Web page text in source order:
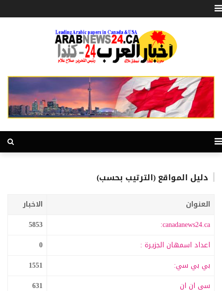
دليل المواقع (الترتيب بحسب)
العنوان
الاخبار
canadanews24.ca:
5853
اعداد اسمهان الجزيرة :
0
بي بي سي:
1551
سى ان ان
631